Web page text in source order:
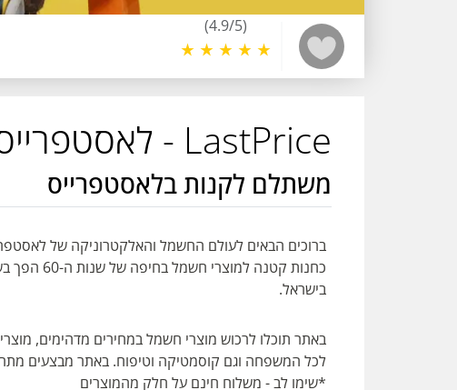
(4.9/5)
LastPrice - לאסטפרייס
משתלם לקנות בלאסטפרייס
ברוכים הבאים לעולם החשמל והאלקטרוניקה של
בישראל.
באתר תוכלו לרכוש מוצרי חשמל במחירים מדהימים,
לכל המשפחה וגם קוסמטיקה וטיפוח. באתר מבצעים
*שימו לב - משלוח חינם על חלק מהמוצרים